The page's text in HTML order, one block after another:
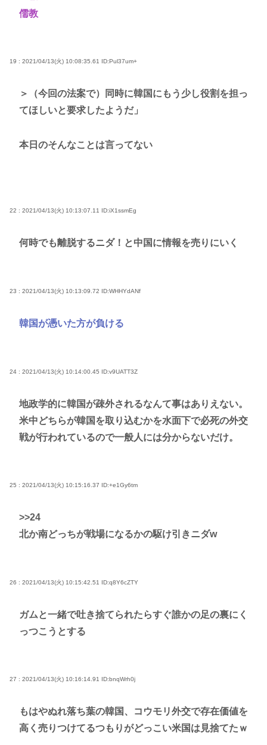
儒教
19 : 2021/04/13(火) 10:08:35.61 ID:Pul37um+
＞（今回の法案で）同時に韓国にもう少し役割を担っ
てほしいと要求したようだ」
本日のそんなことは言ってない
22 : 2021/04/13(火) 10:13:07.11 ID:iX1ssmEg
何時でも離脱するニダ！と中国に情報を売りにいく
23 : 2021/04/13(火) 10:13:09.72 ID:WHHYdANf
韓国が憑いた方が負ける
24 : 2021/04/13(火) 10:14:00.45 ID:v9UATT3Z
地政学的に韓国が疎外されるなんて事はありえない。
米中どちらが韓国を取り込むかを水面下で必死の外交
戦が行われているので一般人には分からないだけ。
25 : 2021/04/13(火) 10:15:16.37 ID:+e1Gy6tm
>>24
北か南どっちが戦場になるかの駆け引きニダw
26 : 2021/04/13(火) 10:15:42.51 ID:q8Y6cZTY
ガムと一緒で吐き捨てられたらすぐ誰かの足の裏にく
っつこうとする
27 : 2021/04/13(火) 10:16:14.91 ID:bnqWrh0j
もはやぬれ落ち葉の韓国、コウモリ外交で存在価値を
高く売りつけてるつもりがどっこい米国は見捨てたｗ